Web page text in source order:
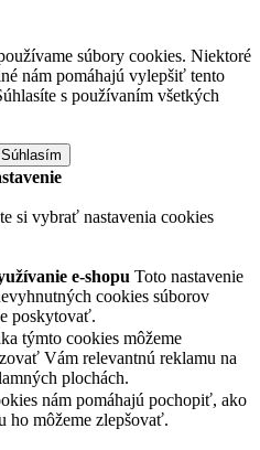
súbory cookies. Niektoré
nám pomáhajú vylepšiť tento
s používaním všetkých
Súhlasím
si vybrať nastavenia cookies
e-shopu Toto nastavenie
cookies súborov
poskytovať.
týmto cookies môžeme
Vám relevantnú reklamu na
plochách.
nám pomáhajú pochopiť, ako
ho môžeme zlepšovať.